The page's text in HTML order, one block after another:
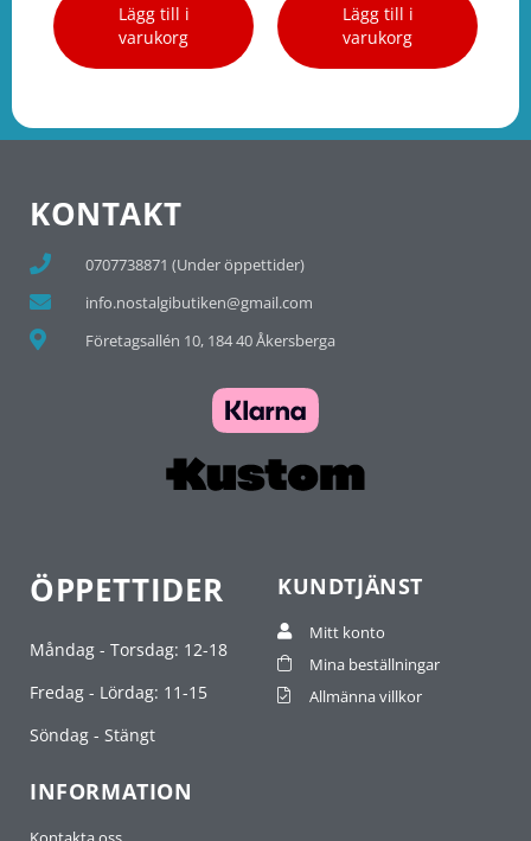
Lägg till i
varukorg
Lägg till i
varukorg
KONTAKT
0707738871 (Under öppettider)
info.nostalgibutiken@gmail.com
Företagsallén 10, 184 40 Åkersberga
ÖPPETTIDER
Måndag - Torsdag: 12-18
Fredag - Lördag: 11-15
Söndag - Stängt
KUNDTJÄNST
Mitt konto
Mina beställningar
Allmänna villkor
INFORMATION